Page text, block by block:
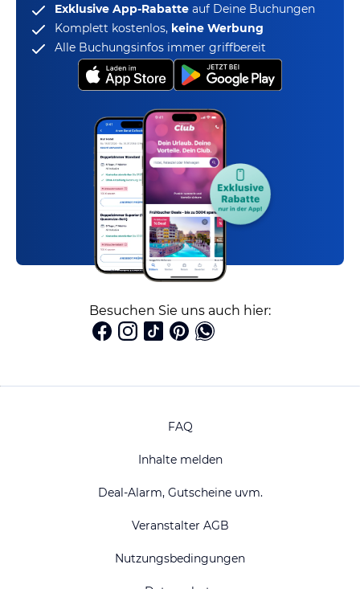
Exklusive App-Rabatte auf Deine Buchungen
Komplett kostenlos, keine Werbung
Alle Buchungsinfos immer griffbereit
Besuchen Sie uns auch hier:
FAQ
Inhalte melden
Deal-Alarm, Gutscheine uvm.
Veranstalter AGB
Nutzungsbedingungen